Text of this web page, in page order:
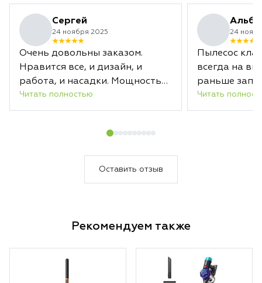
Сергей
24 ноября 2025
Очень довольны заказом.
Нравится все, и дизайн, и
работа, и насадки. Мощность
отличная. Заряда хватает
надолго. А новая насадка с
подсвечивает загрязненные
теперь в удовольствие.
Читать полностью
24
Пылесос
всегда на
раньше
срока.
Читать
Оставить отзыв
Рекомендуем также